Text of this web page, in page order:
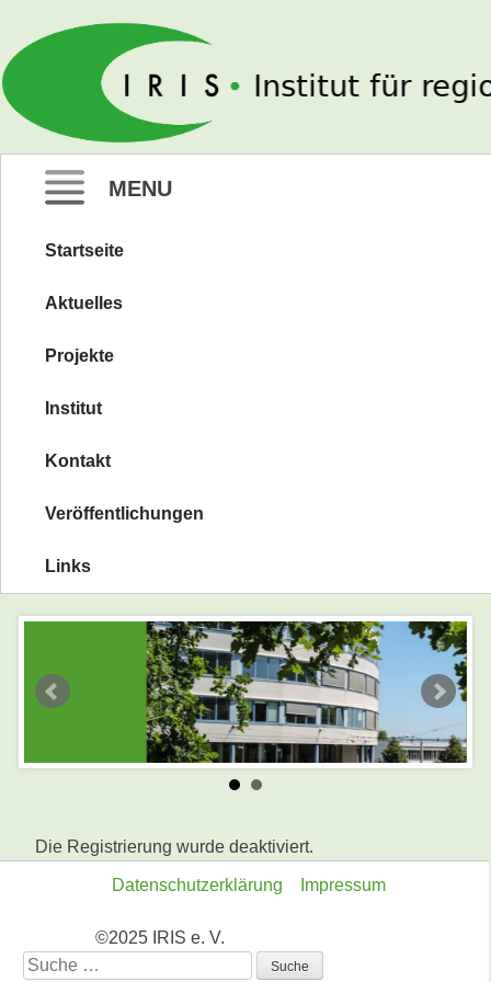
IRIS e. V.
MENU
Zum
springen
Startseite
Aktuelles
Projekte
Institut
Kontakt
Veröffentlichungen
Links
Die Registrierung wurde deaktiviert.
Datenschutzerklärung Impressum
©2025 IRIS e. V.
Suche